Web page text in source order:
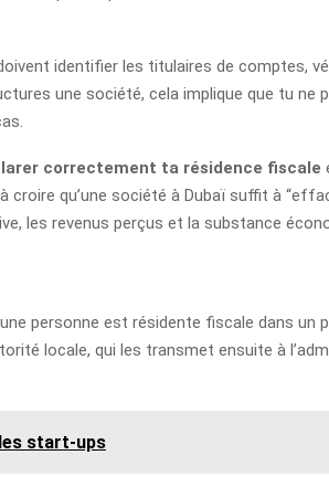
identifier les titulaires de comptes,
une société, cela implique que tu ne
correctement ta résidence fiscale
qu’une société à Dubaï suffit à
les revenus perçus et la substance
personne est résidente fiscale dans
locale, qui les transmet ensuite à
start-ups